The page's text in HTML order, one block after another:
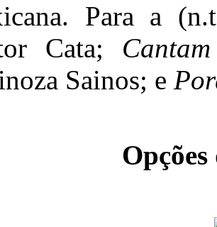
Para a
Cata;
Sainos; e